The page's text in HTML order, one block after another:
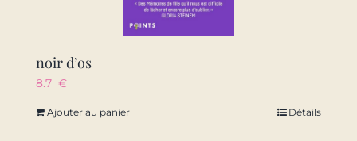
noir d’os
8.7 €
Ajouter au panier Détails